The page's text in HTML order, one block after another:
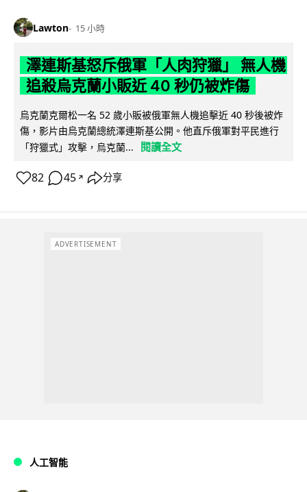
Lawton 15 小時
澤連斯基怒斥俄軍「人肉狩獵」 無人機
追殺烏克蘭小販近 40 秒仍被炸傷
烏克蘭克爾松一名 52 歲小販被俄軍無人機追擊近 40 秒後被炸
傷，影片由烏克蘭總統澤連斯基公開。他直斥俄軍對平民進行
「狩獵式」攻擊，烏克蘭...
閱讀全文
82 45 ↗ 分享
ADVERTISEMENT
人工智能